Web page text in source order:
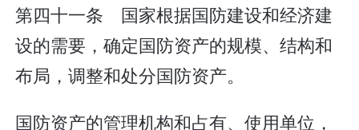
第四十一条 国家根据国防建设和经济建
设的需要，确定国防资产的规模、结构和
布局，调整和处分国防资产。
国防资产的管理机构和占有、使用单位，